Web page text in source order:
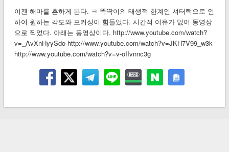
이젠 해마를 흔하게 본다. ㅋ 똑딱이의 태생적 한계인 셔터랙으로 인
하여 원하는 각도와 포커싱이 힘들었다. 시간적 여유가 없어 동영상
으로 찍었다. 아래는 동영상이다. http://www.youtube.com/watch?
v=_AvXnHyySdo http://www.youtube.com/watch?v=JKH7V99_w3k
http://www.youtube.com/watch?v=v-oIIvnnc3g